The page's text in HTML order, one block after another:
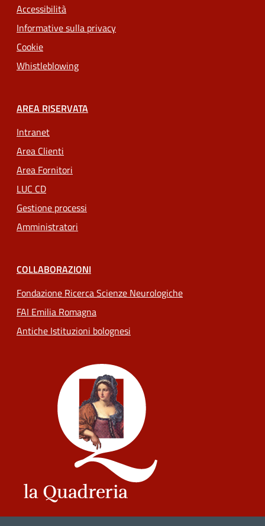
Accessibilità
Informative sulla privacy
Cookie
Whistleblowing
AREA RISERVATA
Intranet
Area Clienti
Area Fornitori
LUC CD
Gestione processi
Amministratori
COLLABORAZIONI
Fondazione Ricerca Scienze Neurologiche
FAI Emilia Romagna
Antiche Istituzioni bolognesi